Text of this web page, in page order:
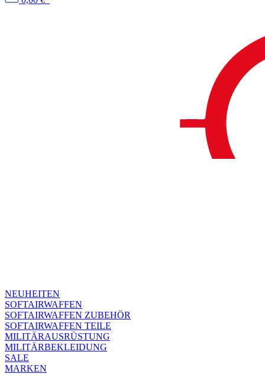
NEUHEITEN
SOFTAIRWAFFEN
SOFTAIRWAFFEN ZUBEHÖR
SOFTAIRWAFFEN TEILE
MILITÄRAUSRÜSTUNG
MILITÄRBEKLEIDUNG
SALE
MARKEN